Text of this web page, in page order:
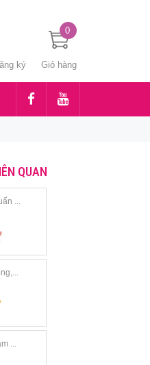
ký Giỏ hàng
0
QUAN
...
...